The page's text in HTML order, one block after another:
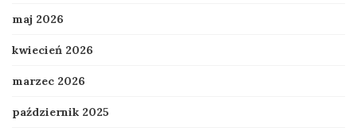
maj 2026
kwiecień 2026
marzec 2026
październik 2025